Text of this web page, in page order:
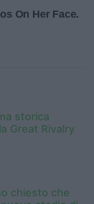
storica
Great Rivalry
chiesto che